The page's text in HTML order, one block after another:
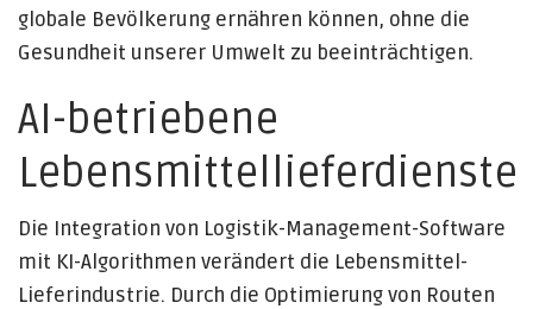
globale Bevölkerung ernähren können, ohne die
Gesundheit unserer Umwelt zu beeinträchtigen.
AI-betriebene
Lebensmittellieferdienste
Die Integration von Logistik-Management-Software
mit KI-Algorithmen verändert die Lebensmittel-
Lieferindustrie. Durch die Optimierung von Routen